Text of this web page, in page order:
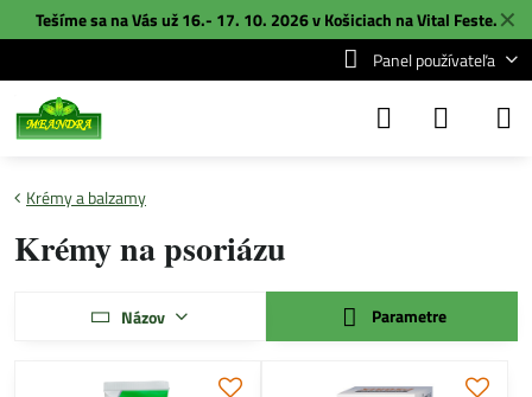
✕
Tešíme sa na Vás už 16.- 17. 10. 2026 v Košiciach naVital Feste.
Panel používateľa
Krémy a balzamy
Krémy na psoriázu
Názov Parametre